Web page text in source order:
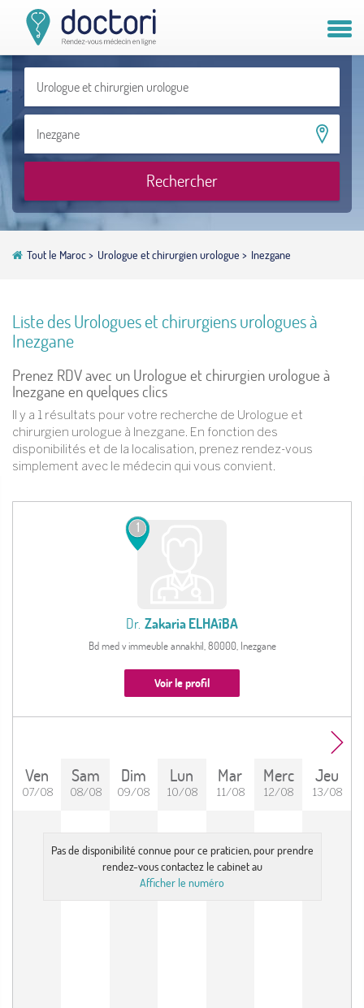
Compte patient
Compte médecin
Rechercher
Tout le Maroc> Urologue et chirurgien urologue > Inezgane
Liste des Urologues et chirurgiens urologues à
Inezgane
Prenez RDV avec un Urologue et chirurgien urologue à
Inezgane en quelques clics
Il y a 1 résultats pour votre recherche de Urologue et
chirurgien urologue à Inezgane. En fonction des
disponibilités et de la localisation, prenez rendez-vous
simplement avec le médecin qui vous convient.
1
Dr. Zakaria ELHAîBA
Bd med v immeuble annakhil, 80000, Inezgane
Voir le profil
Ven
07/08
Sam
08/08
Dim
09/08
Lun
10/08
Mar
11/08
Merc
12/08
Jeu
13/08
Pas de disponibilité connue pour ce praticien, pour prendre
rendez-vous contactez le cabinet au
Afficher le numéro